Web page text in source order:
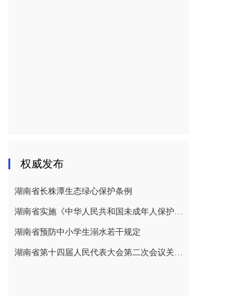
权威发布
湖南省长株潭生态绿心保护条例
湖南省实施《中华人民共和国未成年人保护法》若干规定
湖南省预防中小学生溺水若干规定
湖南省第十四届人民代表大会第二次会议关于湖南省人民代表大会常务委员会工作报告的决议